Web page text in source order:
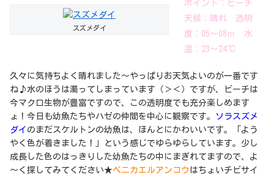
スズメダイ
ポイント：ビーチ
天候：晴れ 透明
度：05～08ｍ 水
温：23～24℃
久々に気持ちよく晴れました～やっぱりお天気よいのが一番です
ね♪水のほうは濁ってしまっています（＞＜）ですが、ビーチは
今マクロ生物が豊富ですので、この透明度でも充分楽しめます
ょ！今日も幼魚たちやハゼの仲間を中心に観察です。 ソラスズメ
ダイ のまだスケルトンの幼魚は、ほんとにかわいいです。「よう
やく色が着きました！」という感じでゆらゆらしています。少し
成長した色のはっきりした幼魚たちの中にまぎれてますので、よ
～く探してみてください★ベニカエルアンコウはちょいチビサイ